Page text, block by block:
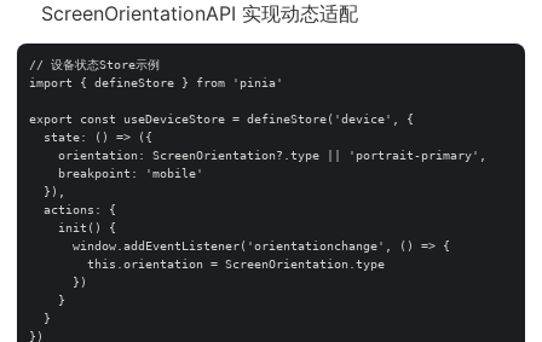
ScreenOrientationAPI 实现动态适配
// 设备状态Store示例
import { defineStore } from 'pinia'
export const useDeviceStore = defineStore('device', {
  state: () => ({
    orientation: ScreenOrientation?.type || 'portrait-primary',
    breakpoint: 'mobile'
  }),
  actions: {
    init() {
      window.addEventListener('orientationchange', () => {
        this.orientation = ScreenOrientation.type
      })
    }
  }